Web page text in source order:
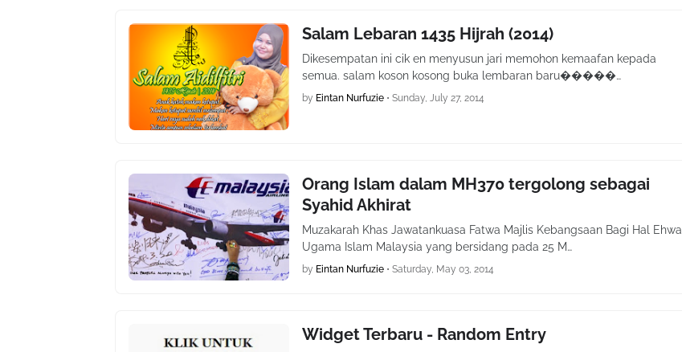
Salam Lebaran 1435 Hijrah (2014)
Dikesempatan ini cik en menyusun jari memohon kemaafan kepada
semua. salam koson kosong buka lembaran baru�����…
by Eintan Nurfuzie • Sunday, July 27, 2014
Orang Islam dalam MH370 tergolong sebagai
Syahid Akhirat
Muzakarah Khas Jawatankuasa Fatwa Majlis Kebangsaan Bagi Hal Ehwal
Ugama Islam Malaysia yang bersidang pada 25 M…
by Eintan Nurfuzie • Saturday, May 03, 2014
Widget Terbaru - Random Entry